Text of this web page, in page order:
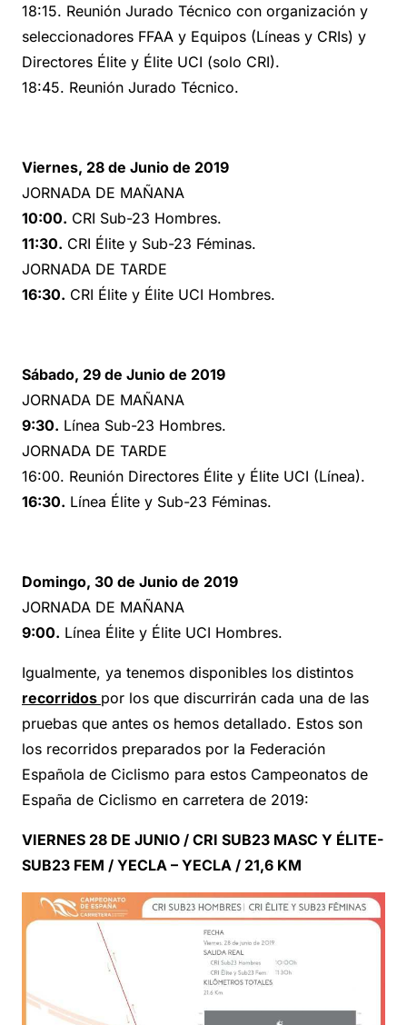
18:15. Reunión Jurado Técnico con organización y
seleccionadores FFAA y Equipos (Líneas y CRIs) y
Directores Élite y Élite UCI (solo CRI).
18:45. Reunión Jurado Técnico.
Viernes, 28 de Junio de 2019
JORNADA DE MAÑANA
10:00. CRI Sub-23 Hombres.
11:30. CRI Élite y Sub-23 Féminas.
JORNADA DE TARDE
16:30. CRI Élite y Élite UCI Hombres.
Sábado, 29 de Junio de 2019
JORNADA DE MAÑANA
9:30. Línea Sub-23 Hombres.
JORNADA DE TARDE
16:00. Reunión Directores Élite y Élite UCI (Línea).
16:30. Línea Élite y Sub-23 Féminas.
Domingo, 30 de Junio de 2019
JORNADA DE MAÑANA
9:00. Línea Élite y Élite UCI Hombres.
Igualmente, ya tenemos disponibles los distintos
recorridos por los que discurrirán cada una de las
pruebas que antes os hemos detallado. Estos son
los recorridos preparados por la Federación
Española de Ciclismo para estos Campeonatos de
España de Ciclismo en carretera de 2019:
VIERNES 28 DE JUNIO / CRI SUB23 MASC Y ÉLITE-
SUB23 FEM / YECLA – YECLA / 21,6 KM